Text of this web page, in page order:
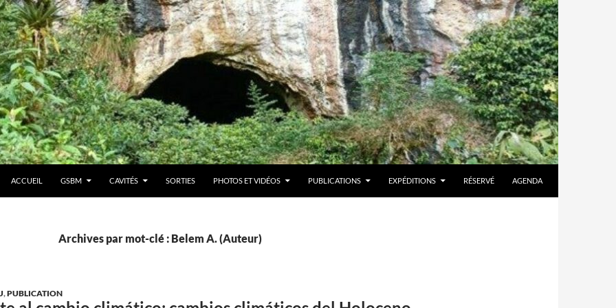
ACCUEIL GSBM CAVITÉS SORTIES PHOTOS ET VIDÉOS PUBLICATIONS EXPÉDITIONS RÉSERVÉ AGENDA
Archives par mot-clé : Belem A. (Auteur)
,PUBLICATION